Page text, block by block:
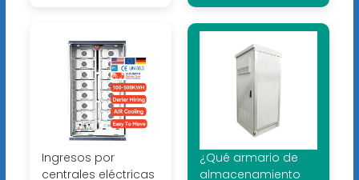
Ingresos por
centrales eléctricas
¿Qué armario de
almacenamiento